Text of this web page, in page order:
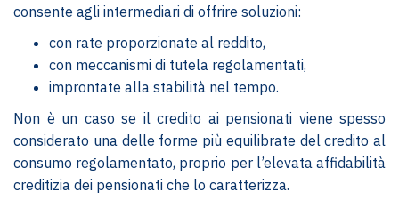
consente agli intermediari di offrire soluzioni:
con rate proporzionate al reddito,
con meccanismi di tutela regolamentati,
improntate alla stabilità nel tempo.
Non è un caso se il credito ai pensionati viene spesso
considerato una delle forme più equilibrate del credito al
consumo regolamentato, proprio per l’elevata affidabilità
creditizia dei pensionati che lo caratterizza.